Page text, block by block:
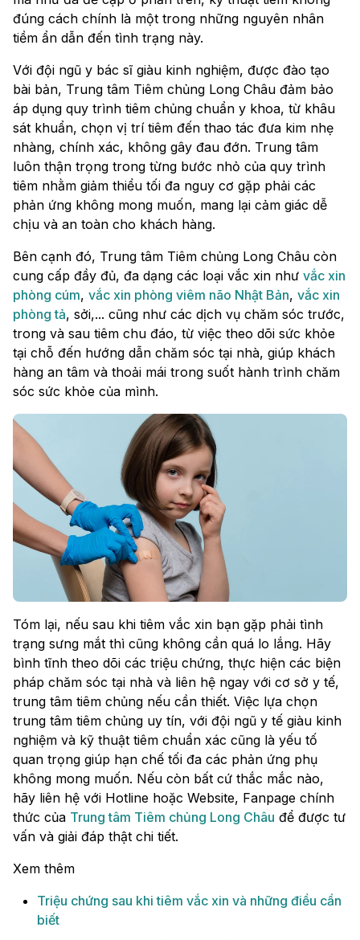
đúng cách chính là một trong những nguyên nhân
tiềm ẩn dẫn đến tình trạng này.
Với đội ngũ y bác sĩ giàu kinh nghiệm, được đào tạo
bài bản, Trung tâm Tiêm chủng Long Châu đảm bảo
áp dụng quy trình tiêm chủng chuẩn y khoa, từ khâu
sát khuẩn, chọn vị trí tiêm đến thao tác đưa kim nhẹ
nhàng, chính xác, không gây đau đớn. Trung tâm
luôn thận trọng trong từng bước nhỏ của quy trình
tiêm nhằm giảm thiểu tối đa nguy cơ gặp phải các
phản ứng không mong muốn, mang lại cảm giác dễ
chịu và an toàn cho khách hàng.
Bên cạnh đó, Trung tâm Tiêm chủng Long Châu còn
cung cấp đầy đủ, đa dạng các loại vắc xin như vắc xin
phòng cúm, vắc xin phòng viêm não Nhật Bản, vắc xin
phòng tả, sởi,... cũng như các dịch vụ chăm sóc trước,
trong và sau tiêm chu đáo, từ việc theo dõi sức khỏe
tại chỗ đến hướng dẫn chăm sóc tại nhà, giúp khách
hàng an tâm và thoải mái trong suốt hành trình chăm
sóc sức khỏe của mình.
Tóm lại, nếu sau khi tiêm vắc xin bạn gặp phải tình
trạng sưng mắt thì cũng không cần quá lo lắng. Hãy
bình tĩnh theo dõi các triệu chứng, thực hiện các biện
pháp chăm sóc tại nhà và liên hệ ngay với cơ sở y tế,
trung tâm tiêm chủng nếu cần thiết. Việc lựa chọn
trung tâm tiêm chủng uy tín, với đội ngũ y tế giàu kinh
nghiệm và kỹ thuật tiêm chuẩn xác cũng là yếu tố
quan trọng giúp hạn chế tối đa các phản ứng phụ
không mong muốn. Nếu còn bất cứ thắc mắc nào,
hãy liên hệ với Hotline hoặc Website, Fanpage chính
thức của Trung tâm Tiêm chủng Long Châu để được tư
vấn và giải đáp thật chi tiết.
Xem thêm
Triệu chứng sau khi tiêm vắc xin và những điều cần
biết